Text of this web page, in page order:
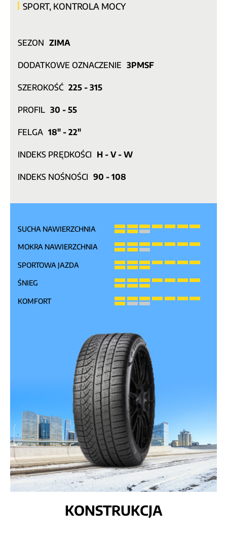
SPORT, KONTROLA MOCY
SEZON ZIMA
DODATKOWE OZNACZENIE 3PMSF
SZEROKOŚĆ 225 - 315
PROFIL 30 - 55
FELGA 18" - 22"
INDEKS PRĘDKOŚCI H - V - W
INDEKS NOŚNOŚCI 90 - 108
SUCHA NAWIERZCHNIA
MOKRA NAWIERZCHNIA
SPORTOWA JAZDA
ŚNIEG
KOMFORT
KONSTRUKCJA